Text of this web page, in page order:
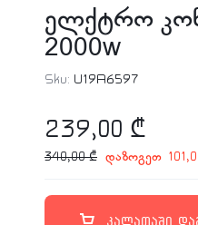
ელქტრო
2000w
Sku: U19A6597
239,00 ₾
340,00₾ დაზოგეთ
კალათაში